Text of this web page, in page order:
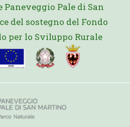
Paneveggio Pale di San
del sostegno del Fondo
per lo Sviluppo Rurale